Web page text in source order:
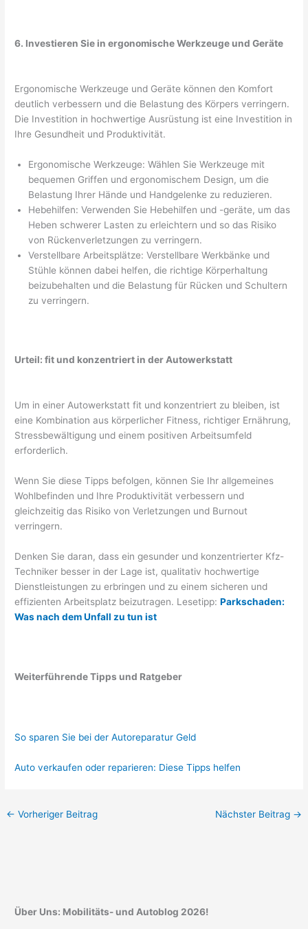
6. Investieren Sie in ergonomische Werkzeuge und Geräte
Ergonomische Werkzeuge und Geräte können den Komfort
deutlich verbessern und die Belastung des Körpers verringern.
Die Investition in hochwertige Ausrüstung ist eine Investition in
Ihre Gesundheit und Produktivität.
Ergonomische Werkzeuge: Wählen Sie Werkzeuge mit
bequemen Griffen und ergonomischem Design, um die
Belastung Ihrer Hände und Handgelenke zu reduzieren.
Hebehilfen: Verwenden Sie Hebehilfen und -geräte, um das
Heben schwerer Lasten zu erleichtern und so das Risiko
von Rückenverletzungen zu verringern.
Verstellbare Arbeitsplätze: Verstellbare Werkbänke und
Stühle können dabei helfen, die richtige Körperhaltung
beizubehalten und die Belastung für Rücken und Schultern
zu verringern.
Urteil: fit und konzentriert in der Autowerkstatt
Um in einer Autowerkstatt fit und konzentriert zu bleiben, ist
eine Kombination aus körperlicher Fitness, richtiger Ernährung,
Stressbewältigung und einem positiven Arbeitsumfeld
erforderlich.
Wenn Sie diese Tipps befolgen, können Sie Ihr allgemeines
Wohlbefinden und Ihre Produktivität verbessern und
gleichzeitig das Risiko von Verletzungen und Burnout
verringern.
Denken Sie daran, dass ein gesunder und konzentrierter Kfz-
Techniker besser in der Lage ist, qualitativ hochwertige
Dienstleistungen zu erbringen und zu einem sicheren und
effizienten Arbeitsplatz beizutragen. Lesetipp:Parkschaden:
Was nach dem Unfall zu tun ist
Weiterführende Tipps und Ratgeber
So sparen Sie bei der Autoreparatur Geld
Auto verkaufen oder reparieren: Diese Tipps helfen
← Vorheriger Beitrag Nächster Beitrag →
Über Uns: Mobilitäts- und Autoblog 2026!